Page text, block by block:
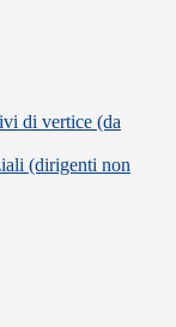
di vertice (da
(dirigenti non